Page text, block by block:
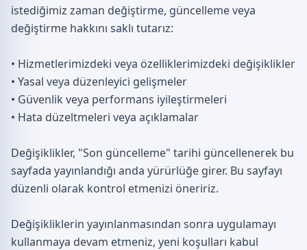
istediğimiz zaman değiştirme, güncelleme veya
değiştirme hakkını saklı tutarız:
• Hizmetlerimizdeki veya özelliklerimizdeki değişiklikler
• Yasal veya düzenleyici gelişmeler
• Güvenlik veya performans iyileştirmeleri
• Hata düzeltmeleri veya açıklamalar
Değişiklikler, "Son güncelleme" tarihi güncellenerek bu
sayfada yayınlandığı anda yürürlüğe girer. Bu sayfayı
düzenli olarak kontrol etmenizi öneririz.
Değişikliklerin yayınlanmasından sonra uygulamayı
kullanmaya devam etmeniz, yeni koşulları kabul